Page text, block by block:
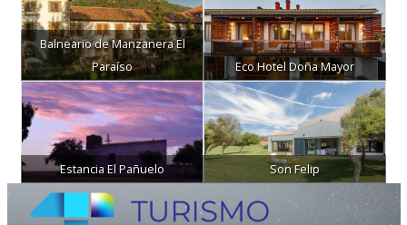
Balneario de Manzanera El
Paraíso
Eco Hotel Doña Mayor
Estancia El Pañuelo Son Felip